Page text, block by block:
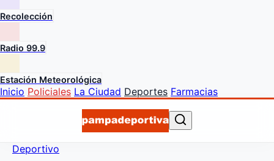
Recolección
Radio 99.9
Estación Meteorológica
Inicio Policiales La Ciudad Deportes Farmacias
Deportivo